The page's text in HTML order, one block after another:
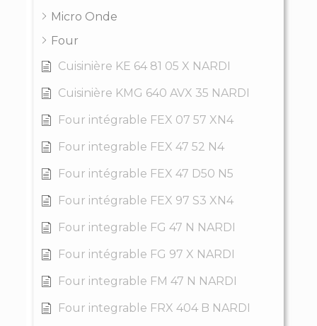
Micro Onde
Four
Cuisinière KE 64 81 05 X NARDI
Cuisinière KMG 640 AVX 35 NARDI
Four intégrable FEX 07 57 XN4
Four integrable FEX 47 52 N4
Four intégrable FEX 47 D50 N5
Four intégrable FEX 97 S3 XN4
Four integrable FG 47 N NARDI
Four intégrable FG 97 X NARDI
Four integrable FM 47 N NARDI
Four integrable FRX 404 B NARDI